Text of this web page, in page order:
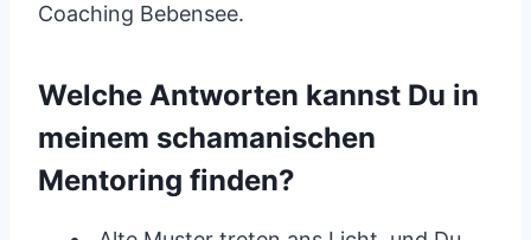
Coaching Bebensee.
Welche Antworten kannst Du in
meinem schamanischen
Mentoring finden?